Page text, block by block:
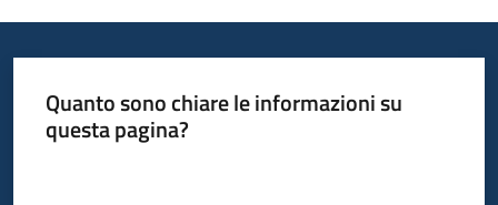
Quanto sono chiare le informazioni su
questa pagina?